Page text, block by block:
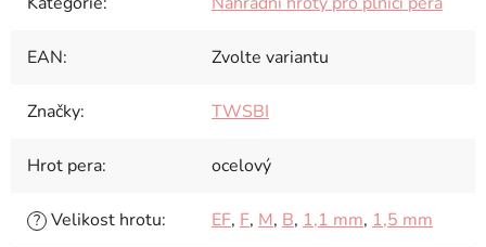
EAN: Zvolte variantu
Značky: TWSBI
Hrot pera: ocelový
? Velikost hrotu: EF, F, M, B, 1,1 mm, 1,5 mm